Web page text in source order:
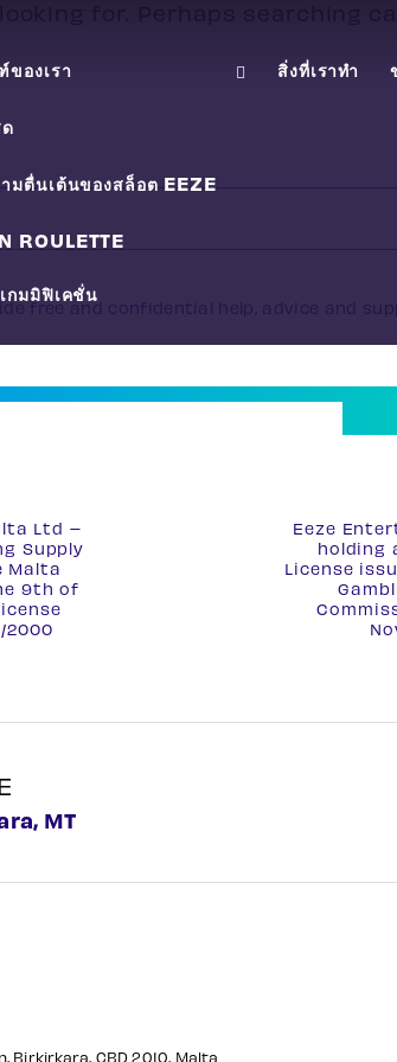
องเรา
มตื่นเต้นของสล็อต EEZE
ROULETTE
กมมิฟิเคชั่น
สิ่งที่เราทำ
free and confidential help, advice and
Ltd –
Supply
Malta
9th of
2000
Eeze
holding
License
MT
Birkirkara, CBD 2010, Malta